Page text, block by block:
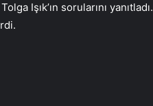
Işık’ın sorularını yanıtladı.